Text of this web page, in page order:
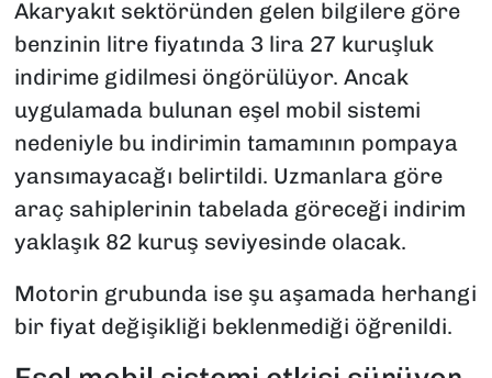
Akaryakıt sektöründen gelen bilgilere göre
benzinin litre fiyatında 3 lira 27 kuruşluk
indirime gidilmesi öngörülüyor. Ancak
uygulamada bulunan eşel mobil sistemi
nedeniyle bu indirimin tamamının pompaya
yansımayacağı belirtildi. Uzmanlara göre
araç sahiplerinin tabelada göreceği indirim
yaklaşık 82 kuruş seviyesinde olacak.
Motorin grubunda ise şu aşamada herhangi
bir fiyat değişikliği beklenmediği öğrenildi.